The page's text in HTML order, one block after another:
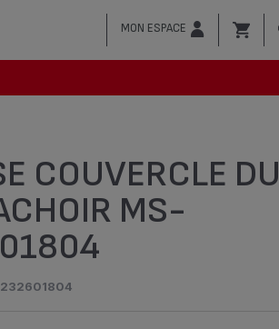
MON ESPACE
COUVERCLE DU
MS-